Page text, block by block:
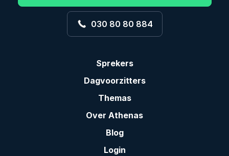
030 80 80 884
Sprekers
Dagvoorzitters
Themas
Over Athenas
Blog
Login